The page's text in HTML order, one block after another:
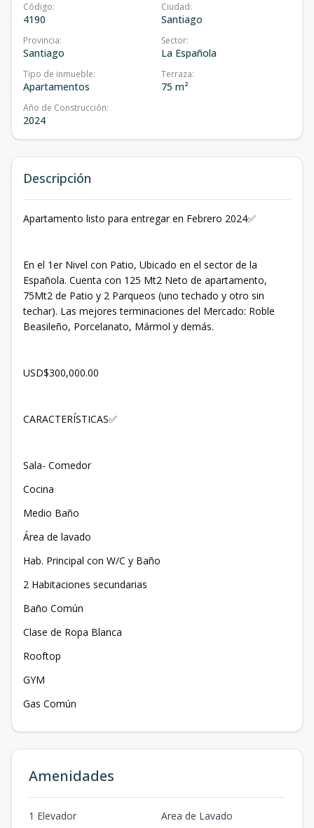
Código:
4190
Ciudad:
Santiago
Provincia:
Santiago
Sector:
La Española
Tipo de inmueble:
Apartamentos
Terraza:
75 m²
Año de Construcción:
2024
Descripción
Apartamento listo para entregar en Febrero 2024✅
En el 1er Nivel con Patio, Ubicado en el sector de la
Española. Cuenta con 125 Mt2 Neto de apartamento,
75Mt2 de Patio y 2 Parqueos (uno techado y otro sin
techar). Las mejores terminaciones del Mercado: Roble
Beasileño, Porcelanato, Mármol y demás.
USD$300,000.00
CARACTERÍSTICAS✅
Sala- Comedor
Cocina
Medio Baño
Área de lavado
Hab. Principal con W/C y Baño
2 Habitaciones secundarias
Baño Común
Clase de Ropa Blanca
Rooftop
GYM
Gas Común
Amenidades
1 Elevador Area de Lavado